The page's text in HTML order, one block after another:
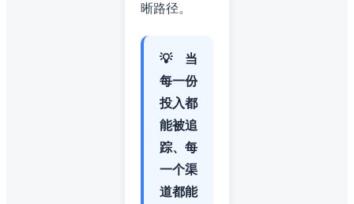
晰路径。
💡 当
每一份
投入都
能被追
踪、每
一个渠
道都能